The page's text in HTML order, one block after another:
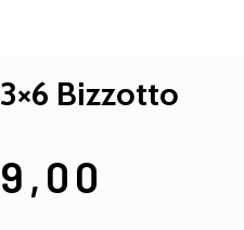
Bizzotto